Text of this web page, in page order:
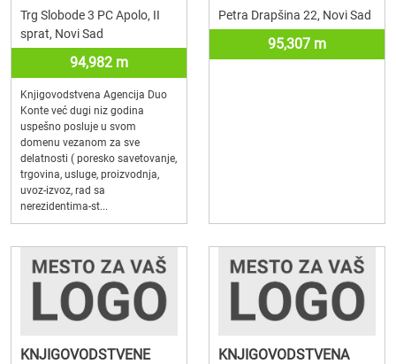
Trg Slobode 3 PC Apolo, II
sprat, Novi Sad
94,982 m
Knjigovodstvena Agencija Duo
Konte već dugi niz godina
uspešno posluje u svom
domenu vezanom za sve
delatnosti ( poresko savetovanje,
trgovina, usluge, proizvodnja,
uvoz-izvoz, rad sa
nerezidentima-st...
Petra Drapšina 22, Novi Sad
95,307 m
KNJIGOVODSTVENE
KNJIGOVODSTVENA